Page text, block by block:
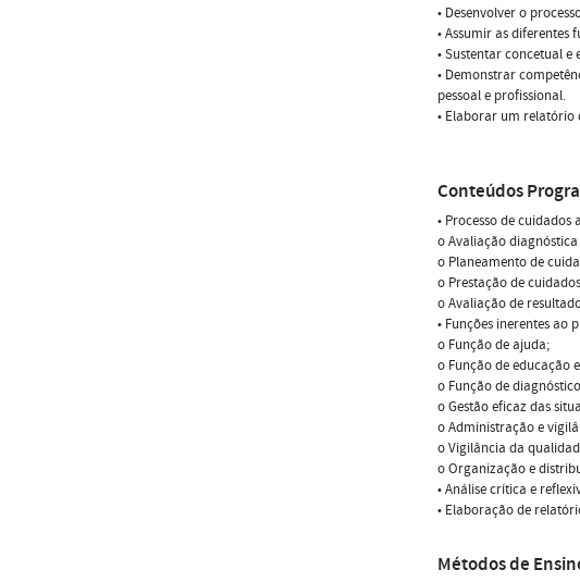
• Desenvolver o
• Assumir as diferentes
• Sustentar concetual
• Demonstrar
pessoal e profissional.
• Elaborar um relatório
Conteúdos
• Processo de
o Avaliação
o Planeamento de
o Prestação de
o Avaliação de
• Funções inerentes ao
o Função de ajuda;
o Função de educação
o Função de
o Gestão eficaz das
o Administração e
o Vigilância da
o Organização e
• Análise crítica e
• Elaboração de
Métodos de